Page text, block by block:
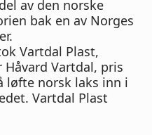
av den norske
bak en av Norges
Vartdal Plast,
Vartdal, pris
norsk laks inn i
Vartdal Plast